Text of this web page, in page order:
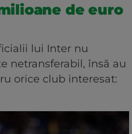
de euro
lui Inter nu
netransferabil, însă au
orice club interesat: